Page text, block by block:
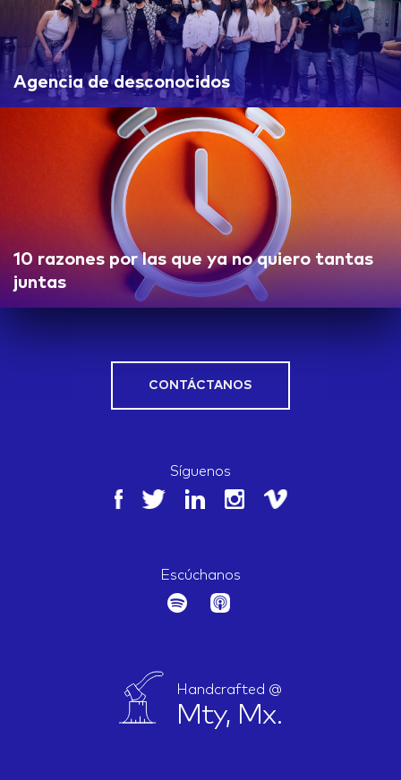
Agencia de desconocidos
10 razones por las que ya no quiero tantas
juntas
CONTÁCTANOS
Síguenos
Escúchanos
Handcrafted @
Mty, Mx.